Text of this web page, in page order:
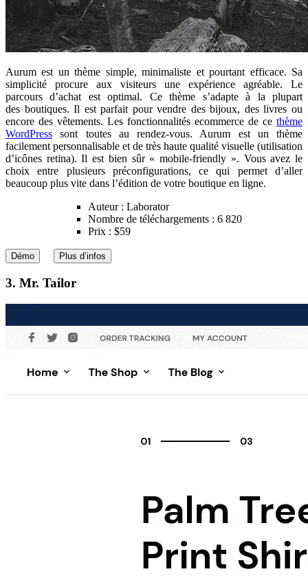
Aurum est un thème simple, minimaliste et pourtant efficace. Sa
simplicité procure aux visiteurs une expérience agréable. Le
parcours d’achat est optimal. Ce thème s’adapte à la plupart
des boutiques. Il est parfait pour vendre des bijoux, des livres ou
encore des vêtements. Les fonctionnalités ecommerce de ce thème
WordPress sont toutes au rendez-vous. Aurum est un thème
facilement personnalisable et de très haute qualité visuelle (utilisation
d’icônes retina). Il est bien sûr « mobile-friendly ». Vous avez le
choix entre plusieurs préconfigurations, ce qui permet d’aller
beaucoup plus vite dans l’édition de votre boutique en ligne.
Auteur : Laborator
Nombre de téléchargements : 6 820
Prix : $59
Démo Plus d’infos
3. Mr. Tailor